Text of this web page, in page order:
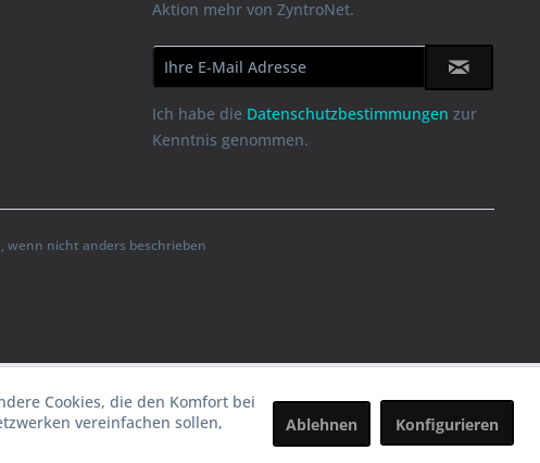
Aktion mehr von ZyntroNet.
Ich habe die Datenschutzbestimmungen zur
Kenntnis genommen.
wenn nicht anders beschrieben
Cookies, die den Komfort bei
vereinfachen sollen,
Ablehnen Konfigurieren